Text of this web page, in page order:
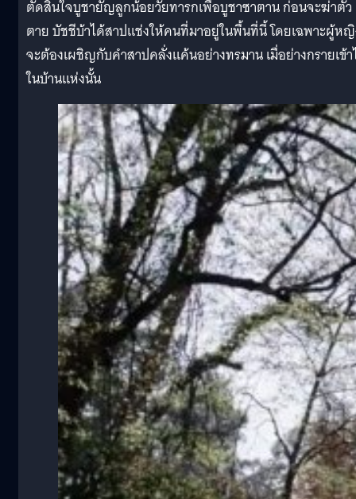
ตัดสินใจบูชายัญลูกน้อยวัยทารกเพื่อบูชาซาตาน ก่อนจะฆ่าตัว
ตาย บัชชีบ้าได้สาปแช่งให้คนที่มาอยู่ในพื้นที่นี้ โดยเฉพาะผู้ห
จะต้องเผชิญกับคำสาปคลั่งแค้นอย่างทรมาน เมื่อย่างกรายเข้า
ในบ้านแห่งนั้น